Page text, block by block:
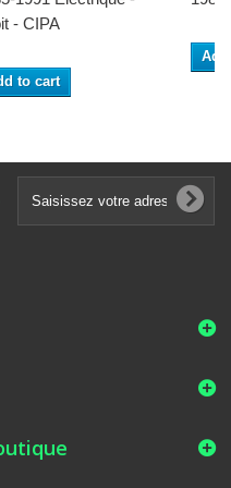
- CIPA
to cart